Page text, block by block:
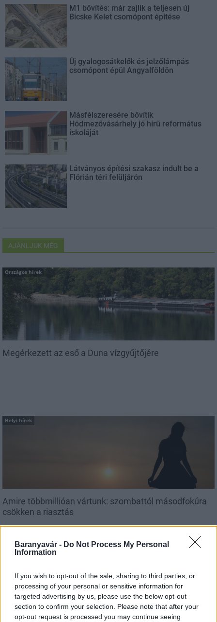
Baranyavár - Do Not Process My Personal
Information
If you wish to opt-out of the sale, sharing to third parties, or
processing of your personal or sensitive information for
targeted advertising by us, please use the below opt-out
section to confirm your selection. Please note that after your
opt-out request is processed you may continue seeing
M1 bővítés: már zajlik a teljesen új
Bicske Kelet csomópont építése
Új gyalogosátkelők és jelzőlámpás
csomópont épül Angyalföldön
Másfélszeresére bővítik
Hódmezővásárhely jó hírű református
iskoláját
Látványos építési szakasz indult be a
Flórián téri felüljárón
AJÁNLJUK MÉG
Országos hírek
Megérkezett az eső a Duna vízgyűjtőjére
Helyi hírek
Amire többmillióan vártunk: szombattól másodfokúra
csökken a riasztás